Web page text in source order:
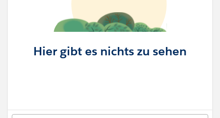
Hier gibt es nichts zu sehen